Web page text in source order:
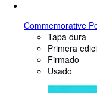
Commemorative
Tapa dura
Primera
Firmado
Usado